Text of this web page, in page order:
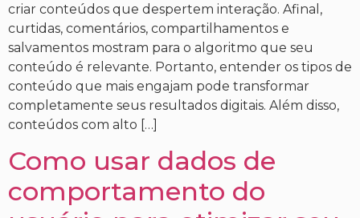
criar conteúdos que despertem interação. Afinal,
curtidas, comentários, compartilhamentos e
salvamentos mostram para o algoritmo que seu
conteúdo é relevante. Portanto, entender os tipos de
conteúdo que mais engajam pode transformar
completamente seus resultados digitais. Além disso,
conteúdos com alto […]
Como usar dados de
comportamento do